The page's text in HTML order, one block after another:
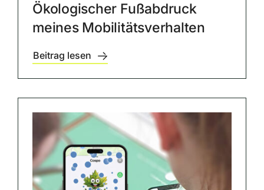
Ökologischer Fußabdruck
meines Mobilitätsverhalten
Beitrag lesen